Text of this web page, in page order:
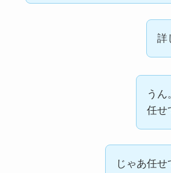
詳
うん
任せ
じゃあ任せ